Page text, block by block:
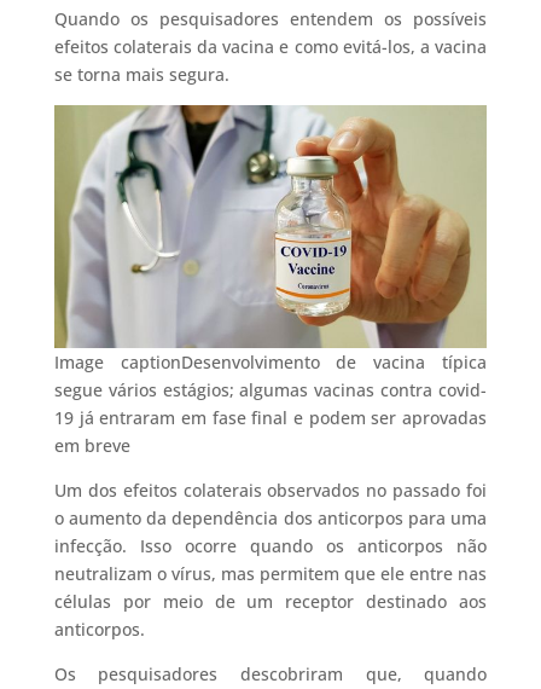
Quando os pesquisadores entendem os possíveis
efeitos colaterais da vacina e como evitá-los, a vacina
se torna mais segura.
Image captionDesenvolvimento de vacina típica
segue vários estágios; algumas vacinas contra covid-
19 já entraram em fase final e podem ser aprovadas
em breve
Um dos efeitos colaterais observados no passado foi
o aumento da dependência dos anticorpos para uma
infecção. Isso ocorre quando os anticorpos não
neutralizam o vírus, mas permitem que ele entre nas
células por meio de um receptor destinado aos
anticorpos.
Os pesquisadores descobriram que, quando